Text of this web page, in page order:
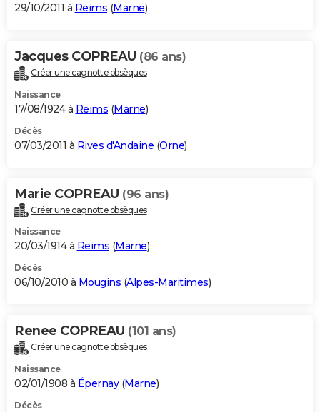
29/10/2011 à Reims (Marne)
Jacques COPREAU (86 ans)
Créer une cagnotte obsèques
Naissance
17/08/1924 à Reims (Marne)
Décès
07/03/2011 à Rives d'Andaine (Orne)
Marie COPREAU (96 ans)
Créer une cagnotte obsèques
Naissance
20/03/1914 à Reims (Marne)
Décès
06/10/2010 à Mougins (Alpes-Maritimes)
Renee COPREAU (101 ans)
Créer une cagnotte obsèques
Naissance
02/01/1908 à Épernay(Marne)
Décès